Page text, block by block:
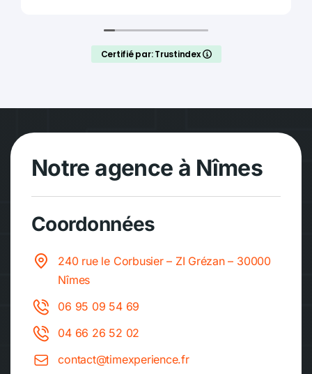
Certifié par: Trustindex
Notre agence à Nîmes
Coordonnées
240 rue le Corbusier – ZI Grézan – 30000
Nîmes
06 95 09 54 69
04 66 26 52 02
contact@timexperience.fr